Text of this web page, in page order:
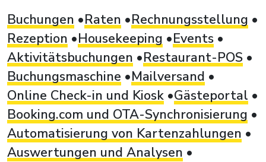
Buchungen
Raten
Rechnungsstellung
Rezeption
Housekeeping
Events
Aktivitätsbuchungen
Restaurant-POS
Buchungsmaschine
Mailversand
Online Check-in und Kiosk Gästeportal
Booking.com und OTA-Synchronisierung
Automatisierung von Kartenzahlungen
Auswertungen und Analysen